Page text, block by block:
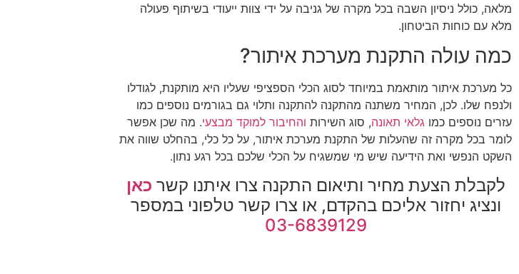
מלאה, כולל ניסיון השבה בכל מקרה של גניבה על ידי צוות ייעודי בשיתוף פעולה
מלא עם כוחות הביטחון.
כמה עולה התקנת מערכת איתור?
כל מערכת איתור מותאמת במיוחד לסוג הכלי הספציפי שעליו היא מותקנת, לגודלו
ולנפח שלו. לכן, המחיר משתנה מהתקנה להתקנה ותלוי גם בגורמים נוספים כמו
עזרים נוספים כמו גלאי תאונה, סוג השירות והחיבור למוקד מבצעי. מה שכן אפשר
לומר בכל מקרה זה שהעלות של התקנת מערכת איתור, על כל כלי, בהחלט שווה את
השקט הנפשי ואת הידיעה שיש מי שמשגיח על הכלי שלכם בכל רגע נתון.
לקבלת הצעת מחיר ותיאום התקנה צרו איתנו קשר כאן
ונציג יחזור אליכם בהקדם, או צרו קשר טלפוני במספר
03-6839129